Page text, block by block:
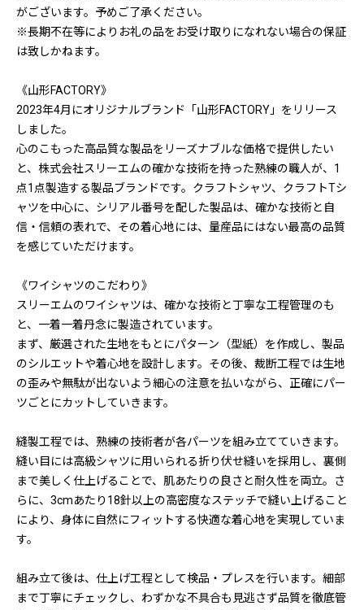
がございます。予めご了承ください。
※長期不在等によりお礼の品をお受け取りになれない場合の保証
は致しかねます。
《山形FACTORY》
2023年4月にオリジナルブランド「山形FACTORY」をリリース
しました。
心のこもった高品質な製品をリーズナブルな価格で提供したい
と、株式会社スリーエムの確かな技術を持った熟練の職人が、1
点1点製造する製品ブランドです。クラフトシャツ、クラフトTシ
ャツを中心に、シリアル番号を配した製品は、確かな技術と自
信・信頼の表れで、その着心地には、量産品にはない最高の品質
を感じていただけます。
《ワイシャツのこだわり》
スリーエムのワイシャツは、確かな技術と丁寧な工程管理のも
と、一着一着丹念に製造されています。
まず、厳選された生地をもとにパターン（型紙）を作成し、製品
のシルエットや着心地を設計します。その後、裁断工程では生地
の歪みや無駄が出ないよう細心の注意を払いながら、正確にパー
ツごとにカットしていきます。
縫製工程では、熟練の技術者が各パーツを組み立てていきます。
縫い目には高級シャツに用いられる折り伏せ縫いを採用し、裏側
まで美しく仕上げることで、肌あたりの良さと耐久性を両立。さ
らに、3cmあたり18針以上の高密度なステッチで縫い上げること
により、身体に自然にフィットする快適な着心地を実現していま
す。
組み立て後は、仕上げ工程として検品・プレスを行います。細部
まで丁寧にチェックし、わずかな不具合も見逃さず品質を徹底管